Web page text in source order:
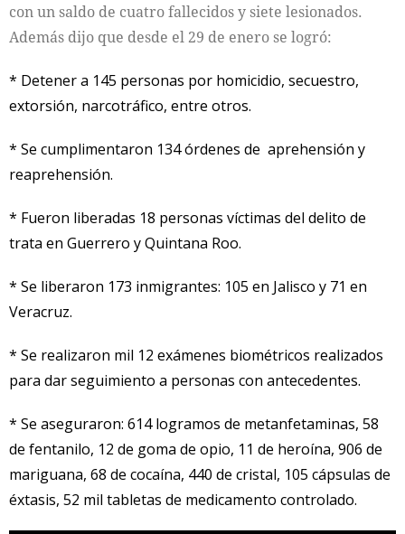
con un saldo de cuatro fallecidos y siete lesionados.
Además dijo que desde el 29 de enero se logró:
* Detener a 145 personas por homicidio, secuestro,
extorsión, narcotráfico, entre otros.
* Se cumplimentaron 134 órdenes de aprehensión y
reaprehensión.
* Fueron liberadas 18 personas víctimas del delito de
trata en Guerrero y Quintana Roo.
* Se liberaron 173 inmigrantes: 105 en Jalisco y 71 en
Veracruz.
* Se realizaron mil 12 exámenes biométricos realizados
para dar seguimiento a personas con antecedentes.
* Se aseguraron: 614 logramos de metanfetaminas, 58
de fentanilo, 12 de goma de opio, 11 de heroína, 906 de
mariguana, 68 de cocaína, 440 de cristal, 105 cápsulas de
éxtasis, 52 mil tabletas de medicamento controlado.